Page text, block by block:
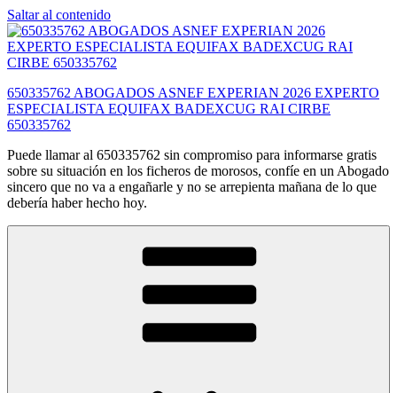
Saltar al contenido
650335762 ABOGADOS ASNEF EXPERIAN 2026 EXPERTO
ESPECIALISTA EQUIFAX BADEXCUG RAI CIRBE
650335762
Puede llamar al 650335762 sin compromiso para informarse gratis
sobre su situación en los ficheros de morosos, confíe en un Abogado
sincero que no va a engañarle y no se arrepienta mañana de lo que
debería haber hecho hoy.